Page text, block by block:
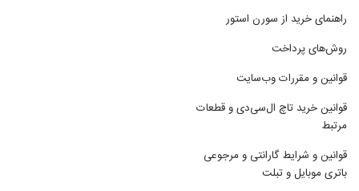
راهنمای خرید از سورن استور
روش‌های پرداخت
قوانین و مقررات وب‌سایت
قوانین خرید تاچ ال‌سی‌دی و قطعات
مرتبط
قوانین و شرایط گارانتی و مرجوعی
باتری موبایل و تبلت